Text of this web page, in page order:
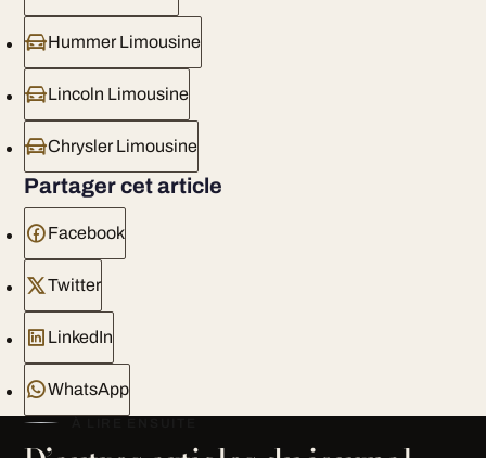
Hummer Limousine
Lincoln Limousine
Chrysler Limousine
Partager cet article
Facebook
Twitter
LinkedIn
WhatsApp